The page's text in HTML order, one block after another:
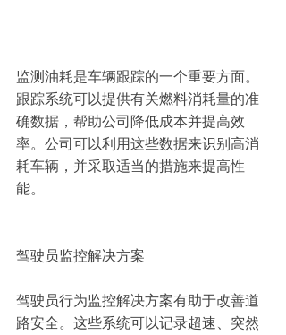
监测油耗是车辆跟踪的一个重要方面。
跟踪系统可以提供有关燃料消耗量的准
确数据，帮助公司降低成本并提高效
率。公司可以利用这些数据来识别高消
耗车辆，并采取适当的措施来提高性
能。
驾驶员监控解决方案
驾驶员行为监控解决方案有助于改善道
路安全。这些系统可以记录超速、突然